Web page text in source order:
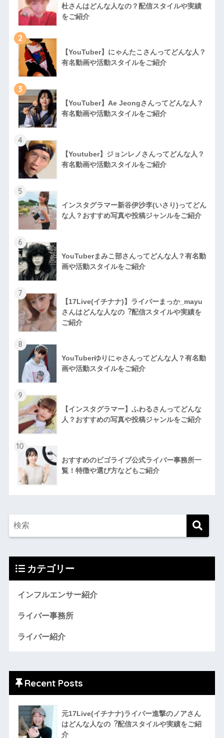
杜さんはどんな人なの？配信スタイルや実績
をご紹介
2
【YouTuber】にゃんたこさんってどんな⼈？
有名動画や活動スタイルをご紹介
3
【YouTuber】Ae Jeongさんってどんな⼈？
有名動画や活動スタイルをご紹介
4
【Youtuber】ジョンレノさんってどんな人？
有名動画や活動スタイルをご紹介
5
インスタグラマー新谷伊沙李(いさり)ってどん
な⼈？おすすめ写真や投稿ジャンルをご紹介
6
YouTuberまみこ部さんってどんな⼈？有名動
画や活動スタイルをご紹介
7
【17Live(イチナナ)】ライバーまっか_mayu
さんはどんな人なの︖配信スタイルや実績を
ご紹介
8
YouTuberゆりにゃさんってどんな⼈？有名動
画や活動スタイルをご紹介
9
【インスタグラマー】ふわるさんってどんな
人？おすすめの写真や投稿ジャンルをご紹介
10
おすすめのビゴライブ公式ライバー事務所一
覧！特徴や選び方などもご紹介
カテゴリー
インフルエンサー紹介
ライバー事務所
ライバー紹介
Recent Posts
元17Live(イチナナ)ライバー進撃のノアさん
はどんな人なの︖配信スタイルや実績をご紹
介